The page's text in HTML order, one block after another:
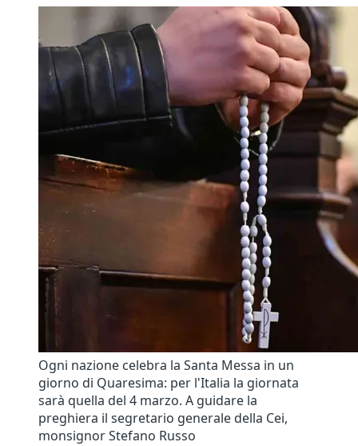
Ogni nazione celebra la Santa Messa in un
giorno di Quaresima: per l'Italia la giornata
sarà quella del 4 marzo. A guidare la
preghiera il segretario generale della Cei,
monsignor Stefano Russo